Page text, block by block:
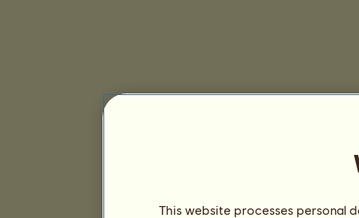
This website processes personal